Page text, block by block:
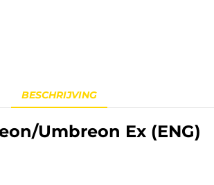
BESCHRIJVING
Umbreon Ex (ENG)